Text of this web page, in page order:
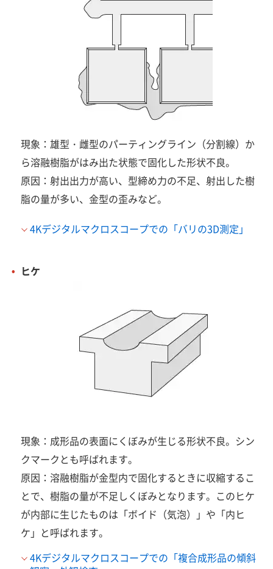
現象：雄型・雌型のパーティングライン（分割線）か
ら溶融樹脂がはみ出た状態で固化した形状不良。
原因：射出出力が高い、型締め力の不足、射出した樹
脂の量が多い、金型の歪みなど。
4Kデジタルマクロスコープでの「バリの3D測定」
ヒケ
現象：成形品の表面にくぼみが生じる形状不良。シン
クマークとも呼ばれます。
原因：溶融樹脂が金型内で固化するときに収縮するこ
とで、樹脂の量が不足しくぼみとなります。このヒケ
が内部に生じたものは「ボイド（気泡）」や「内ヒ
ケ」と呼ばれます。
4Kデジタルマクロスコープでの「複合成形品の傾斜